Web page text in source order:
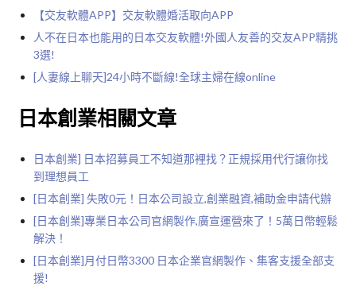
【交友軟體APP】 交友軟體婚活取向APP
人不在日本也能用的日本交友軟體!外國人友善的交友APP精挑
3選!
[人妻線上聊天]24小時不斷線!全球主婦在線online
日本創業相關文章
日本創業] 日本招募員工不知道那裡找？正規採用代行讓你找
到理想員工
[日本創業] 失敗0元！日本公司設立,創業融資,補助金申請代辦
[日本創業]專業日本公司官網製作,廣宣運營來了！5萬日幣輕鬆
解決！
[日本創業]月付日幣3300 日本企業官網製作、集客支援全部支
援!